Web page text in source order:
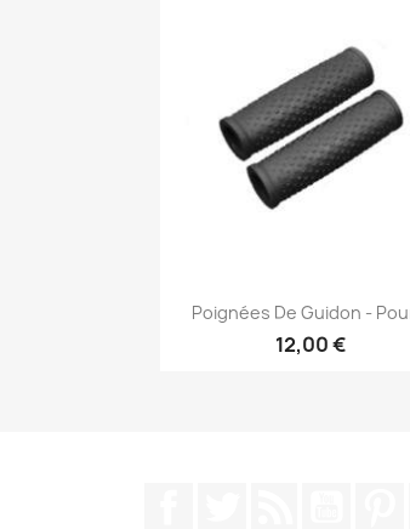
Aperçu rapide
Poignées De Guidon -
12,00 €